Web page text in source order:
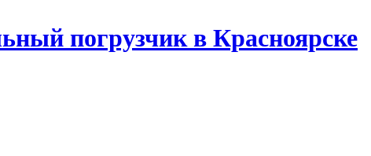
погрузчик в Красноярске